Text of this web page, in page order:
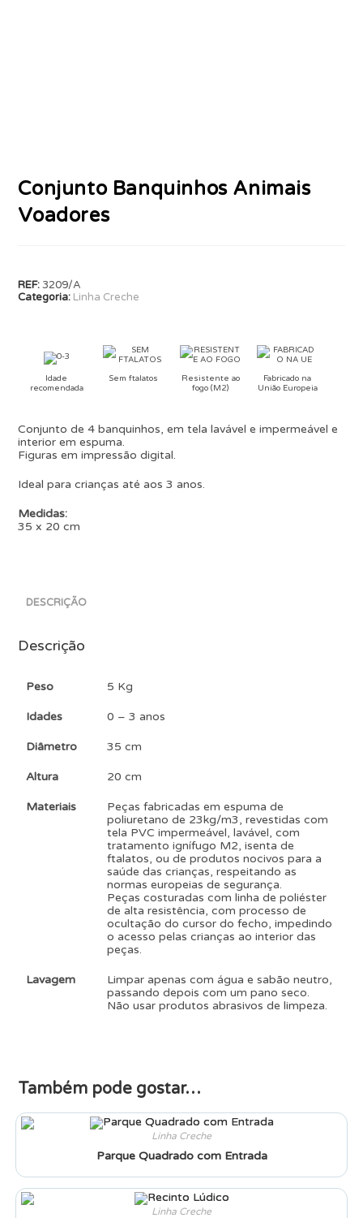
Conjunto Banquinhos Animais
Voadores
REF:3209/A
Categoria: Linha Creche
Idade
recomendada
Sem ftalatos
Resistente ao
fogo (M2)
Fabricado na
União Europeia
Conjunto de 4 banquinhos, em tela lavável e impermeável e
interior em espuma.
Figuras em impressão digital.
Ideal para crianças até aos 3 anos.
Medidas:
35 x 20 cm
DESCRIÇÃO
Descrição
Peso 5 Kg
Idades 0 – 3 anos
Diâmetro 35 cm
Altura 20 cm
Materiais
Peças fabricadas em espuma de
poliuretano de 23kg/m3, revestidas com
tela PVC impermeável, lavável, com
tratamento ignífugo M2, isenta de
ftalatos, ou de produtos nocivos para a
saúde das crianças, respeitando as
normas europeias de segurança.
Peças costuradas com linha de poliéster
de alta resistência, com processo de
ocultação do cursor do fecho, impedindo
o acesso pelas crianças ao interior das
peças.
Lavagem
Limpar apenas com água e sabão neutro,
passando depois com um pano seco.
Não usar produtos abrasivos de limpeza.
Também pode gostar…
Linha Creche
Parque Quadrado com Entrada
Linha Creche